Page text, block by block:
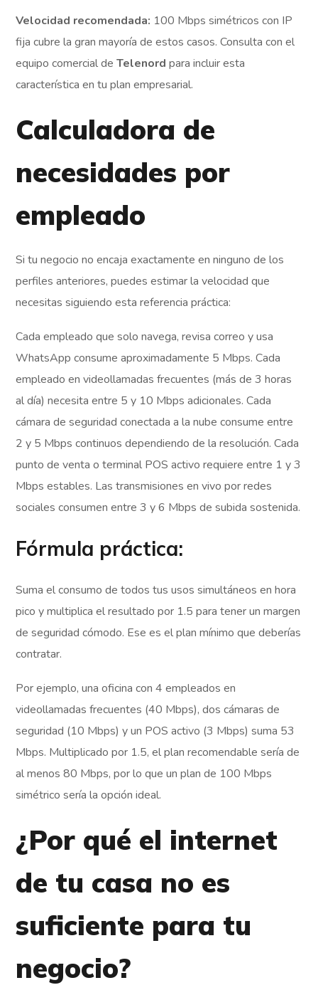
Velocidad recomendada: 100 Mbps simétricos con IP
fija cubre la gran mayoría de estos casos. Consulta con el
equipo comercial deTelenord para incluir esta
característica en tu plan empresarial.
Calculadora de
necesidades por
empleado
Si tu negocio no encaja exactamente en ninguno de los
perfiles anteriores, puedes estimar la velocidad que
necesitas siguiendo esta referencia práctica:
Cada empleado que solo navega, revisa correo y usa
WhatsApp consume aproximadamente 5 Mbps. Cada
empleado en videollamadas frecuentes (más de 3 horas
al día) necesita entre 5 y 10 Mbps adicionales. Cada
cámara de seguridad conectada a la nube consume entre
2 y 5 Mbps continuos dependiendo de la resolución. Cada
punto de venta o terminal POS activo requiere entre 1 y 3
Mbps estables. Las transmisiones en vivo por redes
sociales consumen entre 3 y 6 Mbps de subida sostenida.
Fórmula práctica:
Suma el consumo de todos tus usos simultáneos en hora
pico y multiplica el resultado por 1.5 para tener un margen
de seguridad cómodo. Ese es el plan mínimo que deberías
contratar.
Por ejemplo, una oficina con 4 empleados en
videollamadas frecuentes (40 Mbps), dos cámaras de
seguridad (10 Mbps) y un POS activo (3 Mbps) suma 53
Mbps. Multiplicado por 1.5, el plan recomendable sería de
al menos 80 Mbps, por lo que un plan de 100 Mbps
simétrico sería la opción ideal.
¿Por qué el internet
de tu casa no es
suficiente para tu
negocio?